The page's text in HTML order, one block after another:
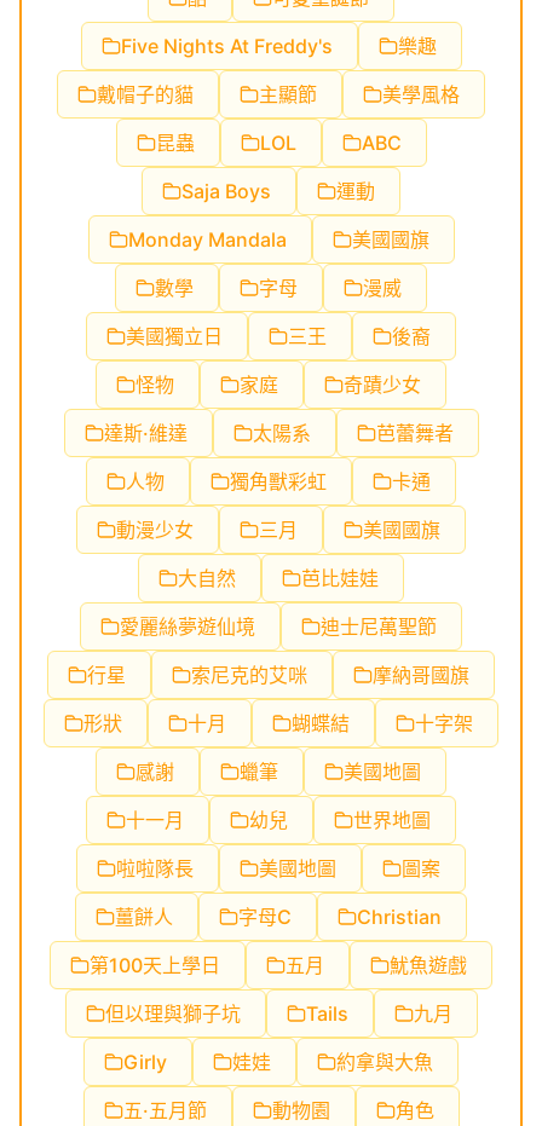
Five Nights At Freddy's
樂趣
戴帽子的貓
主顯節
美學風格
昆蟲
LOL
ABC
Saja Boys
運動
Monday Mandala
美國國旗
數學
字母
漫威
美國獨立日
三王
後裔
怪物
家庭
奇蹟少女
達斯·維達
太陽系
芭蕾舞者
人物
獨角獸彩虹
卡通
動漫少女
三月
美國國旗
大自然
芭比娃娃
愛麗絲夢遊仙境
迪士尼萬聖節
行星
索尼克的艾咪
摩納哥國旗
形狀
十月 蝴蝶結
十字架
感謝
蠟筆
美國地圖
十一月
幼兒
世界地圖
啦啦隊長
美國地圖
圖案
薑餅人
字母C
Christian
第100天上學日
五月
魷魚遊戲
但以理與獅子坑
Tails
九月
Girly
娃娃
約拿與大魚
五·五月節
動物園 角色